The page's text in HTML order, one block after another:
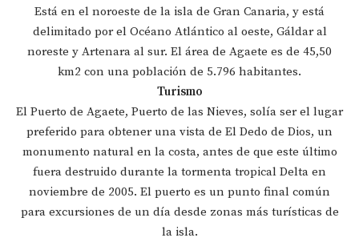
Está en el noroeste de la isla de Gran Canaria, y está
delimitado por el Océano Atlántico al oeste, Gáldar al
noreste y Artenara al sur. El área de Agaete es de 45,50
km2 con una población de 5.796 habitantes.
Turismo
El Puerto de Agaete, Puerto de las Nieves, solía ser el lugar
preferido para obtener una vista de El Dedo de Dios, un
monumento natural en la costa, antes de que este último
fuera destruido durante la tormenta tropical Delta en
noviembre de 2005. El puerto es un punto final común
para excursiones de un día desde zonas más turísticas de
la isla.